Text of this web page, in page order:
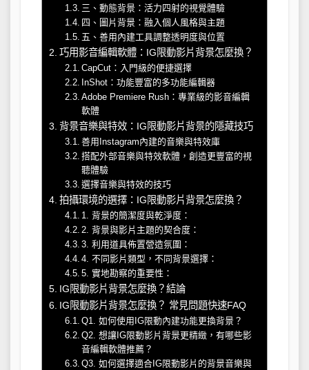
三、動態背景：活力四射的視覺體驗
四、圖片背景：融入個人風格與主題
五、善用內建工具調整透明度與位置
巧用影音編輯軟體：IG限動影片背景怎麼換？
CapCut：入門級的便捷選擇
InShot：功能豐富的多功能編輯器
Adobe Premiere Rush：專業級的影音編輯
軟體
背景音樂與特效：IG限動影片背景的隱藏技巧
善用Instagram內建的音樂與特效庫
搭配外部音樂與特效軟體，創造更豐富的視
聽體驗
選擇音樂與特效的技巧
拍攝環境的選擇：IG限動影片背景怎麼換？
1. 背景的簡潔度與乾淨度：
2. 背景與影片主題的契合度：
3. 利用道具佈置營造氛圍：
4. 不同影片類型，不同背景選擇：
5. 實地勘察的重要性：
IG限動影片背景怎麼換？結論
IG限動影片背景怎麼換？ 常見問題快速FAQ
Q1. 如何使用IG限動內建功能更換背景？
Q2. 想讓IG限動影片背景更精緻，有哪些影
音編輯軟體推薦？
Q3. 如何選擇適合IG限動影片的背景音樂與